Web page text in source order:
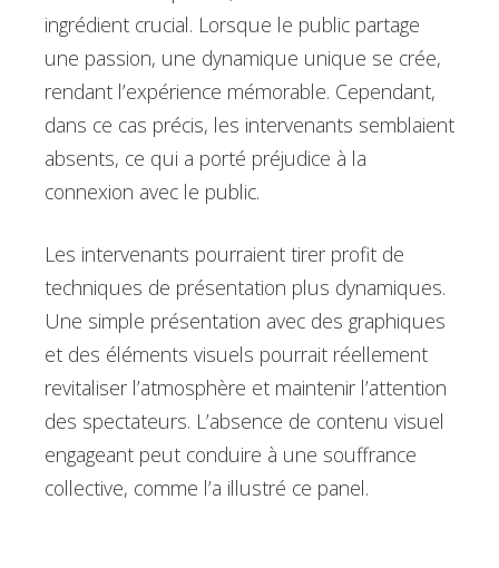
ingrédient crucial. Lorsque le public partage
une passion, une dynamique unique se crée,
rendant l’expérience mémorable. Cependant,
dans ce cas précis, les intervenants semblaient
absents, ce qui a porté préjudice à la
connexion avec le public.
Les intervenants pourraient tirer profit de
techniques de présentation plus dynamiques.
Une simple présentation avec des graphiques
et des éléments visuels pourrait réellement
revitaliser l’atmosphère et maintenir l’attention
des spectateurs. L’absence de contenu visuel
engageant peut conduire à une souffrance
collective, comme l’a illustré ce panel.